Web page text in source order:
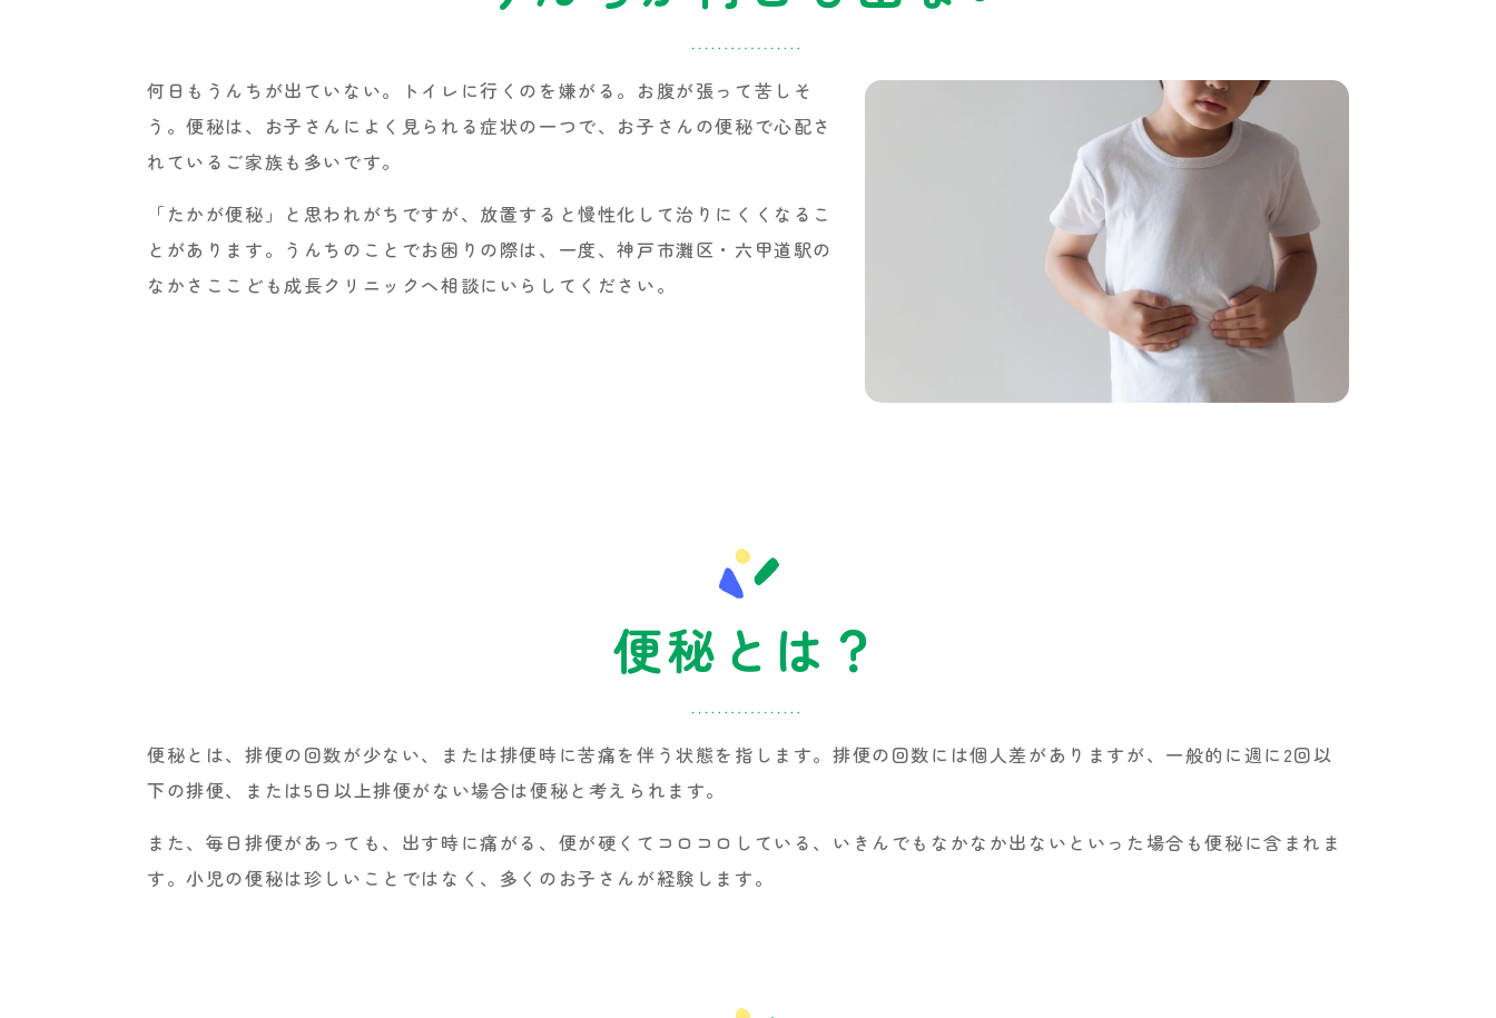
何日もうんちが出ていない。トイレに行くのを嫌がる。お腹が張って苦しそ
う。便秘は、お子さんによく見られる症状の一つで、お子さんの便秘で心配さ
れているご家族も多いです。
「たかが便秘」と思われがちですが、放置すると慢性化して治りにくくなるこ
とがあります。うんちのことでお困りの際は、一度、神戸市灘区・六甲道駅の
なかさここども成長クリニックへ相談にいらしてください。
便秘とは？
便秘とは、排便の回数が少ない、または排便時に苦痛を伴う状態を指します。排便の回数には個人差がありますが、一般的に週に2回以
下の排便、または5日以上排便がない場合は便秘と考えられます。
また、毎日排便があっても、出す時に痛がる、便が硬くてコロコロしている、いきんでもなかなか出ないといった場合も便秘に含まれま
す。小児の便秘は珍しいことではなく、多くのお子さんが経験します。